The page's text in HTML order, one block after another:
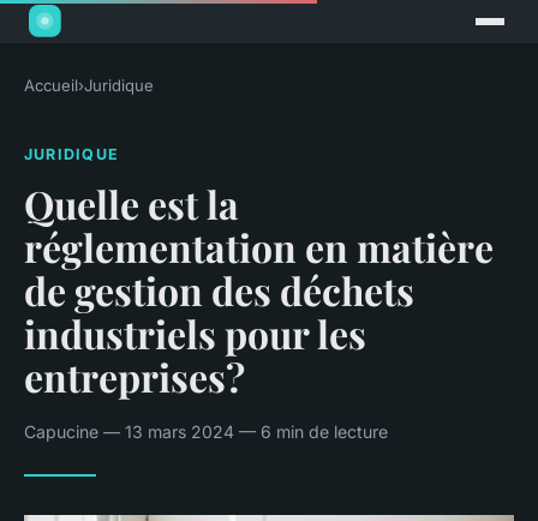
Accueil›Juridique
JURIDIQUE
Quelle est la
réglementation en matière
de gestion des déchets
industriels pour les
entreprises?
Capucine — 13 mars 2024 — 6 min de lecture